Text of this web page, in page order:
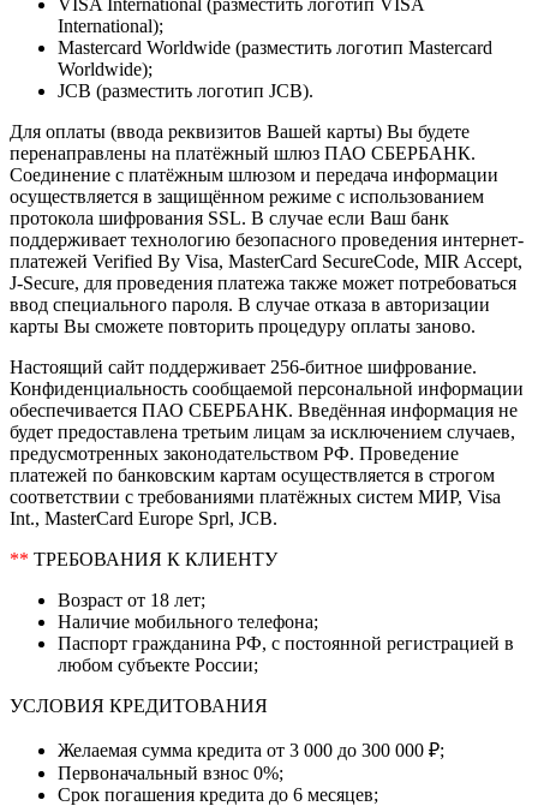
VISA International (разместить логотип VISA
International);
Mastercard Worldwide (разместить логотип Mastercard
Worldwide);
JCB (разместить логотип JCB).
Для оплаты (ввода реквизитов Вашей карты) Вы будете
перенаправлены на платёжный шлюз ПАО СБЕРБАНК.
Соединение с платёжным шлюзом и передача информации
осуществляется в защищённом режиме с использованием
протокола шифрования SSL. В случае если Ваш банк
поддерживает технологию безопасного проведения интернет-
платежей Verified By Visa, MasterCard SecureCode, MIR Accept,
J-Secure, для проведения платежа также может потребоваться
ввод специального пароля. В случае отказа в авторизации
карты Вы сможете повторить процедуру оплаты заново.
Настоящий сайт поддерживает 256-битное шифрование.
Конфиденциальность сообщаемой персональной информации
обеспечивается ПАО СБЕРБАНК. Введённая информация не
будет предоставлена третьим лицам за исключением случаев,
предусмотренных законодательством РФ. Проведение
платежей по банковским картам осуществляется в строгом
соответствии с требованиями платёжных систем МИР, Visa
Int., MasterCard Europe Sprl, JCB.
** ТРЕБОВАНИЯ К КЛИЕНТУ
Возраст от 18 лет;
Наличие мобильного телефона;
Паспорт гражданина РФ, с постоянной регистрацией в
любом субъекте России;
УСЛОВИЯ КРЕДИТОВАНИЯ
Желаемая сумма кредита от 3 000 до 300 000 ₽;
Первоначальный взнос 0%;
Срок погашения кредита до 6 месяцев;